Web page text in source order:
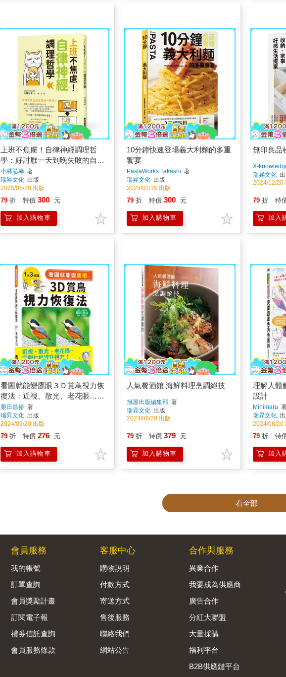
上班不焦慮！自律神經調理哲
學：好討厭一天到晚失敗的自
己！解決上班族的31個煩惱！傳
授60種重整自律神
小林弘幸 著
瑞昇文化 出版
2025/05/20 出版
79 折 特價 300 元
加入購物車
10分鐘快速登場義大利麵的多重
饗宴
PastaWorks Takashi 著
瑞昇文化 出版
2025/01/15 出版
79 折 特價 300 元
加入購物車
無印良品
X-
瑞昇文化
2024/12/20
79 折 特
加入
看圖就能變鷹眼３Ｄ賞鳥視力恢
復法：近視、散光、老花眼…戲
劇化地提升視力！
栗田昌裕 著
瑞昇文化 出版
2024/09/20 出版
79 折 特價 276 元
加入購物車
人氣餐酒館 海鮮料理烹調絕技
旭屋出版編集部著
瑞昇文化 出版
2024/08/20 出版
79 折 特價 379 元
加入購物車
理解人體
設計
Minimaru
瑞昇文化
2024/08/20
79 折 特
加入
看全部
會員服務
我的帳號
訂單查詢
會員獎勵計畫
訂閱電子報
禮券信託查詢
會員服務條款
客服中心
購物說明
付款方式
寄送方式
售後服務
聯絡我們
網站公告
合作與服務
異業合作
我要成為供應商
廣告合作
分紅大聯盟
大量採購
福利平台
B2B供應鏈平台